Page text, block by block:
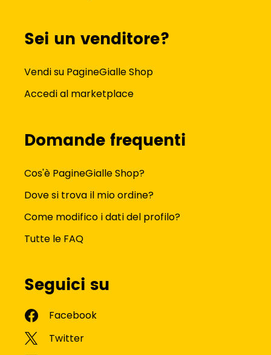
Sei un venditore?
Vendi su PagineGialle Shop
Accedi al marketplace
Domande frequenti
Cos'è PagineGialle Shop?
Dove si trova il mio ordine?
Come modifico i dati del profilo?
Tutte le FAQ
Seguici su